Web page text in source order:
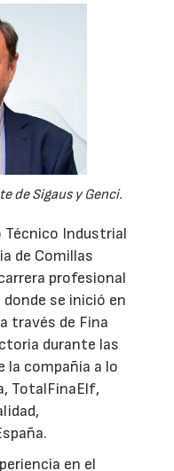
de Sigaus y Genci.
Técnico Industrial
de Comillas
profesional
se inició en
través de Fina
durante las
la compañía a lo
TotalFinaElf,
en el